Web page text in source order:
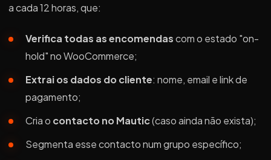
a cada 12 horas, que:
Verifica todas as encomendascom o estado "on-
hold" no WooCommerce;
Extrai os dados do cliente: nome, email e link de
pagamento;
Cria o contacto no Mautic(caso ainda não exista);
Segmenta esse contacto num grupo específico;